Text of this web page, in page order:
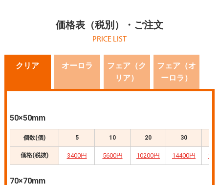
価格表（税別）・ご注文
PRICE LIST
クリア オーロラ
フェア（ク
リア）
フェア（オ
ーロラ）